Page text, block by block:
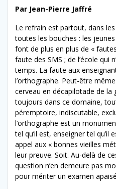
Par Jean-Pierre Jaffré
Le refrain est partout, dans
toutes les bouches : les
font de plus en plus de «
faute des SMS ; de l’école qui
temps. La faute aux
l’orthographe. Peut-être
cerveau en décapilotade de
toujours dans ce domaine,
péremptoire, indiscutable,
l’orthographe est un
tel qu’il est, enseigner tel qu’il
appel aux « bonnes vieilles
leur preuve. Soit. Au-delà de
question n’en demeure pas
pour mériter un examen